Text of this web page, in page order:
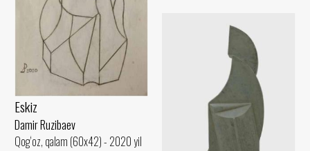
Eskiz
Damir Ruzibaev
Qog‘oz, qalam (60x42) - 2020 yil